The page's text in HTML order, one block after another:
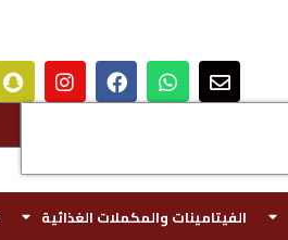
الفيتامينات والمكملات الغذائية